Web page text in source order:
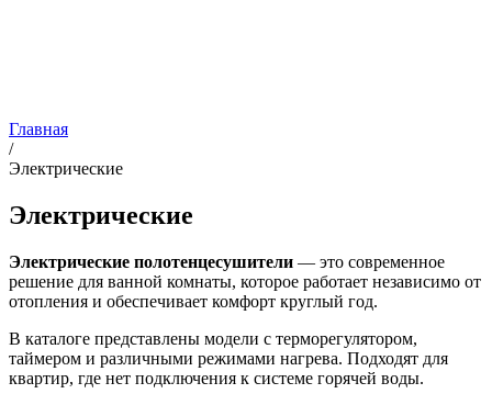
Главная
/
Электрические
Электрические
Электрические полотенцесушители — это современное
решение для ванной комнаты, которое работает независимо от
отопления и обеспечивает комфорт круглый год.
В каталоге представлены модели с терморегулятором,
таймером и различными режимами нагрева. Подходят для
квартир, где нет подключения к системе горячей воды.